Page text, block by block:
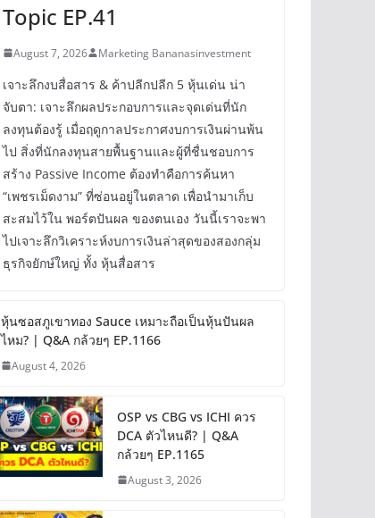
Topic EP.41
August 7, 2026 Marketing Bananasinvestment
เจาะลึกงบสื่อสาร & ค้าปลีกปลีก 5 หุ้นเด่น น่า
จับตา: เจาะลึกผลประกอบการและจุดเด่นที่นัก
ลงทุนต้องรู้ เมื่อฤดูกาลประกาศงบการเงินผ่านพ้น
ไป สิ่งที่นักลงทุนสายพื้นฐานและผู้ที่ชื่นชอบการ
สร้าง Passive Income ต้องทำคือการค้นหา
“เพชรเม็ดงาม” ที่ซ่อนอยู่ในตลาด เพื่อนำมาเก็บ
สะสมไว้ใน พอร์ตปันผล ของตนเอง วันนี้เราจะพา
ไปเจาะลึกวิเคราะห์งบการเงินล่าสุดของสองกลุ่ม
ธุรกิจยักษ์ใหญ่ ทั้ง หุ้นสื่อสาร
หุ้นซอสภูเขาทอง Sauce เหมาะถือเป็นหุ้นปันผล
ไหม? | Q&A กล้วยๆ EP.1166
August 4, 2026
OSP vs CBG vs ICHI ควร
DCA ตัวไหนดี? | Q&A
กล้วยๆ EP.1165
August 3, 2026